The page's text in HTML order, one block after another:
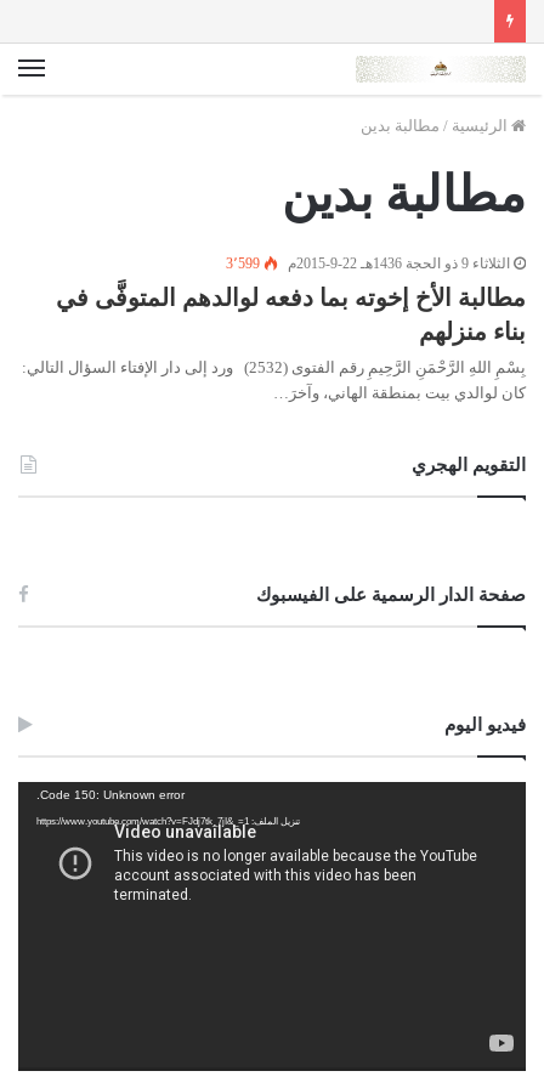
الرئيسية / مطالبة بدين
مطالبة بدين
الثلاثاء 9 ذو الحجة 1436هـ 22-9-2015م 3٬599
مطالبة الأخ إخوته بما دفعه لوالدهم المتوفَّى في
بناء منزلهم
بِسْمِ اللهِ الرَّحْمَنِ الرَّحِيمِ رقم الفتوى (2532) ورد إلى دار الإفتاء السؤال التالي:
كان لوالدي بيت بمنطقة الهاني، وآخرَ…
التقويم الهجري
صفحة الدار الرسمية على الفيسبوك
فيديو اليوم
Code 150: Unknown error.
تنزيل الملف: https://www.youtube.com/watch?v=FJdj7tk_7jI&_=1